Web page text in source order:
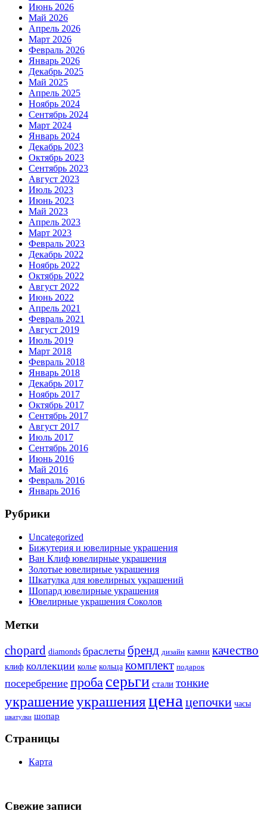
Июнь 2026
Май 2026
Апрель 2026
Март 2026
Февраль 2026
Январь 2026
Декабрь 2025
Май 2025
Апрель 2025
Ноябрь 2024
Сентябрь 2024
Март 2024
Январь 2024
Декабрь 2023
Октябрь 2023
Сентябрь 2023
Август 2023
Июль 2023
Июнь 2023
Май 2023
Апрель 2023
Март 2023
Февраль 2023
Декабрь 2022
Ноябрь 2022
Октябрь 2022
Август 2022
Июнь 2022
Апрель 2021
Февраль 2021
Август 2019
Июль 2019
Март 2018
Февраль 2018
Январь 2018
Декабрь 2017
Ноябрь 2017
Октябрь 2017
Сентябрь 2017
Август 2017
Июль 2017
Сентябрь 2016
Июнь 2016
Май 2016
Февраль 2016
Январь 2016
Рубрики
Uncategorized
Бижутерия и ювелирные украшения
Ван Клиф ювелирные украшения
Золотые ювелирные украшения
Шкатулка для ювелирных украшений
Шопард ювелирные украшения
Ювелирные украшения Соколов
Метки
chopard diamonds браслеты бренд дизайн камни качество
клиф коллекции колье кольца комплект подарок
посеребрение проба серьги стали тонкие
украшениеукрашенияцена цепочки часы
шкатулки шопар
Страницы
Карта
Свежие записи